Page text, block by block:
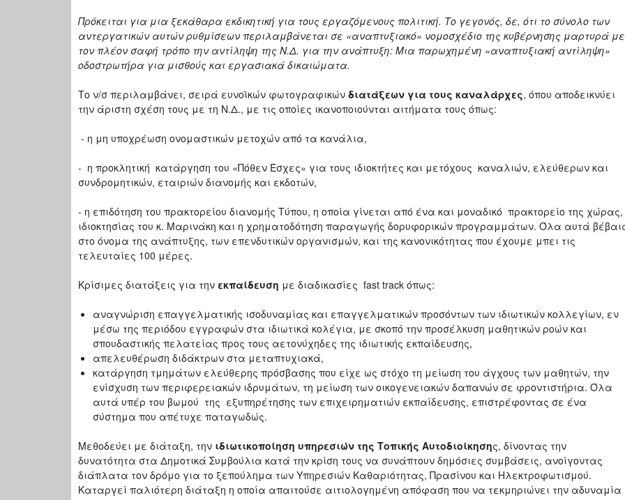
Πρόκειται για μια ξεκάθαρα εκδικητική για τους εργαζόμενους πολιτική. Το γεγονός, δε, ότι το σύνολο των
αντεργατικών αυτών ρυθμίσεων περιλαμβάνεται σε «αναπτυξιακό» νομοσχέδιο της κυβέρνησης μαρτυρά με
τον πλέον σαφή τρόπο την αντίληψη της Ν.Δ. για την ανάπτυξη: Μια παρωχημένη «αναπτυξιακή αντίληψη»
οδοστρωτήρα για μισθούς και εργασιακά δικαιώματα.
Το ν/σ περιλαμβάνει, σειρά ευνοϊκών φωτογραφικών διατάξεων για τους καναλάρχες, όπου αποδεικνύει
την άριστη σχέση τους με τη Ν.Δ., με τις οποίες ικανοποιούνται αιτήματα τους όπως:
- η μη υποχρέωση ονομαστικών μετοχών από τα κανάλια,
- η προκλητική κατάργηση του «Πόθεν Έσχες» για τους ιδιοκτήτες και μετόχους καναλιών, ελεύθερων και
συνδρομητικών, εταιριών διανομής και εκδοτών,
- η επιδότηση του πρακτορείου διανομής Τύπου, η οποία γίνεται από ένα και μοναδικό πρακτορείο της χώρας,
ιδιοκτησίας του κ. Μαρινάκη και η χρηματοδότηση παραγωγής δορυφορικών προγραμμάτων. Όλα αυτά
στο όνομα της ανάπτυξης, των επενδυτικών οργανισμών, και της κανονικότητας που έχουμε μπει τις
τελευταίες 100 μέρες.
Κρίσιμες διατάξεις για την εκπαίδευση με διαδικασίες fast track όπως:
αναγνώριση επαγγελματικής ισοδυναμίας και επαγγελματικών προσόντων των ιδιωτικών κολλεγίων, εν
μέσω της περιόδου εγγραφών στα ιδιωτικά κολέγια, με σκοπό την προσέλκυση μαθητικών ροών και
σπουδαστικής πελατείας προς τους αετονύχηδες της ιδιωτικής εκπαίδευσης,
απελευθέρωση διδάκτρων στα μεταπτυχιακά,
κατάργηση τμημάτων ελεύθερης πρόσβασης που είχε ως στόχο τη μείωση του άγχους των μαθητών, την
ενίσχυση των περιφερειακών ιδρυμάτων, τη μείωση των οικογενειακών δαπανών σε φροντιστήρια. Όλα
αυτά υπέρ του βωμού της εξυπηρέτησης των επιχειρηματιών εκπαίδευσης, επιστρέφοντας σε ένα
σύστημα που απέτυχε παταγωδώς.
Μεθοδεύει με διάταξη, την ιδιωτικοποίηση υπηρεσιών της Τοπικής Αυτοδιοίκησης, δίνοντας την
δυνατότητα στα Δημοτικά Συμβούλια κατά την κρίση τους να συνάπτουν δημόσιες συμβάσεις, ανοίγοντας
διάπλατα τον δρόμο για το ξεπούλημα των Υπηρεσιών Καθαριότητας, Πρασίνου και Ηλεκτροφωτισμού.
Καταργεί παλιότερη διάταξη η οποία απαιτούσε αιτιολογημένη απόφαση που να τεκμηριώνει την αδυναμία